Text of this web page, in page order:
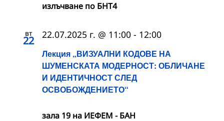
излъчване по БНТ4
вт
22
Лекция „ВИЗУАЛНИ КОДОВЕ НА
ШУМЕНСКАТА МОДЕРНОСТ: ОБЛИЧАНЕ
И ИДЕНТИЧНОСТ СЛЕД
ОСВОБОЖДЕНИЕТО“
22.07.2025 г. @ 11:00 - 12:00
зала 19 на ИЕФЕМ - БАН